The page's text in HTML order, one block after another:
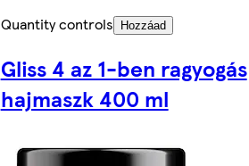
Quantity controls
Hozzáad
Gliss 4 az 1-ben ragyogás
hajmaszk 400 ml